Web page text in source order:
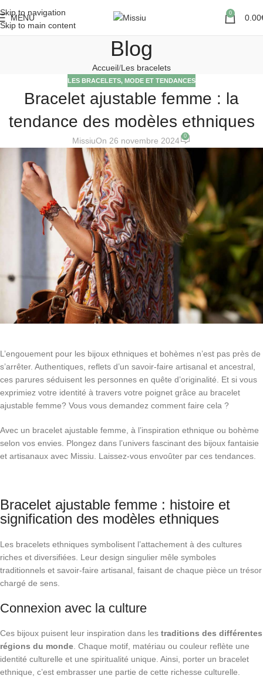
Skip to navigation
Skip to main content
MENU 0 0.00
Blog
Accueil Les bracelets
LES BRACELETS, MODE ET TENDANCES
Bracelet ajustable femme : la
tendance des modèles ethniques
MissiuOn 26 novembre 2024 0
L’engouement pour les bijoux ethniques et bohèmes n’est pas près de
s’arrêter. Authentiques, reflets d’un savoir-faire artisanal et ancestral,
ces parures séduisent les personnes en quête d’originalité. Et si vous
exprimiez votre identité à travers votre poignet grâce au bracelet
ajustable femme? Vous vous demandez comment faire cela ?
Avec un bracelet ajustable femme, à l’inspiration ethnique ou bohème
selon vos envies. Plongez dans l’univers fascinant des bijoux fantaisie
et artisanaux avec Missiu. Laissez-vous envoûter par ces tendances.
Bracelet ajustable femme : histoire et
signification des modèles ethniques
Les bracelets ethniques symbolisent l’attachement à des cultures
riches et diversifiées. Leur design singulier mêle symboles
traditionnels et savoir-faire artisanal, faisant de chaque pièce un trésor
chargé de sens.
Connexion avec la culture
Ces bijoux puisent leur inspiration dans les traditions des différentes
régions du monde . Chaque motif, matériau ou couleur reflète une
identité culturelle et une spiritualité unique. Ainsi, porter un bracelet
ethnique, c’est embrasser une partie de cette richesse culturelle.